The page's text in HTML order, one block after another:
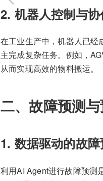
2. 机器人控制与
在工业生产中，机器人已经
主完成复杂任务。例如，
从而实现高效的物料搬运。
二、故障预测
1. 数据驱动的故
利用AI Agent进行故障预测